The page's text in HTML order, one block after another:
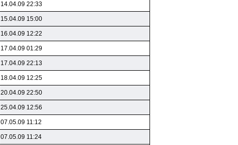
14.04.09 22:33
15.04.09 15:00
16.04.09 12:22
17.04.09 01:29
17.04.09 22:13
18.04.09 12:25
20.04.09 22:50
25.04.09 12:56
07.05.09 11:12
07.05.09 11:24